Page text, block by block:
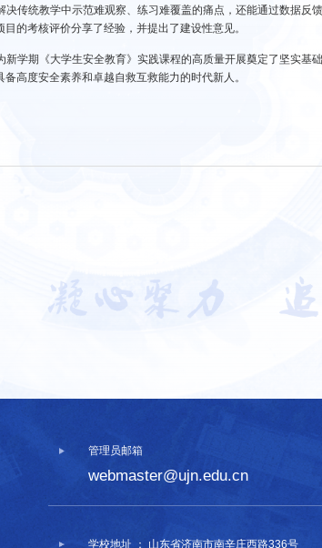
传统教学中示范难观察、练习难覆盖的痛点，还能通过数据反
目的考核评价分享了经验，并提出了建设性意见。
学期《大学生安全教育》实践课程的高质量开展奠定了坚实基
高度安全素养和卓越自救互救能力的时代新人。
管理员邮箱
webmaster@ujn.edu.cn
学校地址 ： 山东省济南市南辛庄西路336号